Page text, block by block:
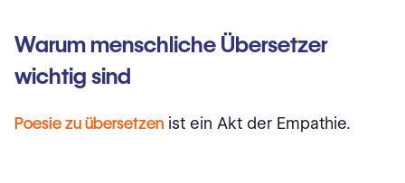
Warum menschliche Übersetzer
wichtig sind
Poesie zu übersetzen ist ein Akt der Empathie.